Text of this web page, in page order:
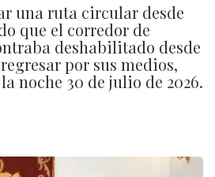
una ruta circular desde
que el corredor de
deshabilitado desde
por sus medios,
noche 30 de julio de 2026.